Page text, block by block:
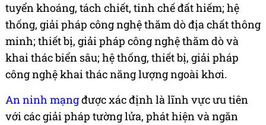
tuyển khoáng, tách chiết, tinh chế đất hiếm; hệ
thống, giải pháp công nghệ thăm dò địa chất thông
minh; thiết bị, giải pháp công nghệ thăm dò và
khai thác biển sâu; hệ thống, thiết bị, giải pháp
công nghệ khai thác năng lượng ngoài khơi.
An ninh mạngđược xác định là lĩnh vực ưu tiên
với các giải pháp tường lửa, phát hiện và ngăn